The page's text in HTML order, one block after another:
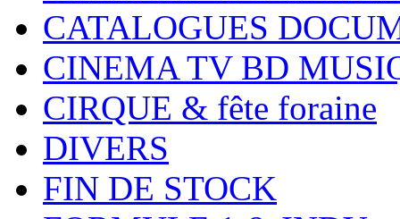
CATALOGUES
CINEMA TV BD
CIRQUE & fête foraine
DIVERS
FIN DE STOCK